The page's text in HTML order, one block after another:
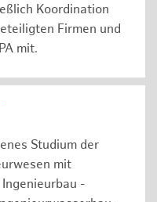
Koordination
Firmen und
mit.
Studium der
mit
-